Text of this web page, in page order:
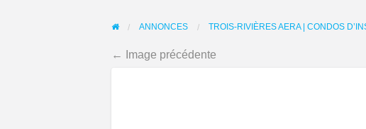
ANNONCES TROIS-RIVIÈRES AERA | CONDOS
← Image précédente